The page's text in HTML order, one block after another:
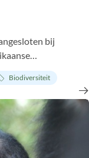
bij
van inheemse
maken aan de
bedreigde
Goodall, speelde
Biodiversiteit